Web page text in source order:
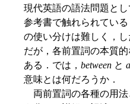
現代英語の語法問題と
参考書で触れられてい
の使い分けは難しく，
だが，各前置詞の本質
ある．では， between と
意味とは何だろうか．
両前置詞の各種の用法